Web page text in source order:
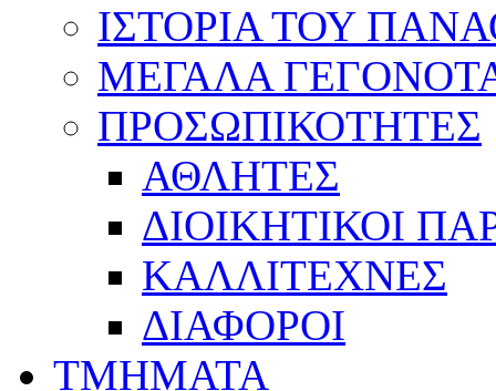
ΙΣΤΟΡΙΑ ΤΟΥ
ΜΕΓΑΛΑ
ΠΡΟΣΩΠΙΚΟΤΗΤΕΣ
ΑΘΛΗΤΕΣ
ΔΙΟΙΚΗΤΙΚΟΙ
ΚΑΛΛΙΤΕΧΝΕΣ
ΔΙΑΦΟΡΟΙ
ΤΜΗΜΑΤΑ